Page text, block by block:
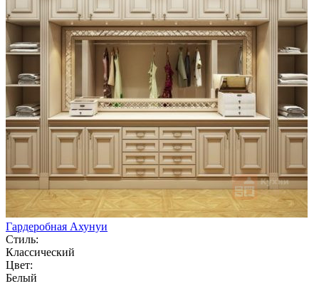
Гардеробная Ахунуи
Стиль:
Классический
Цвет:
Белый